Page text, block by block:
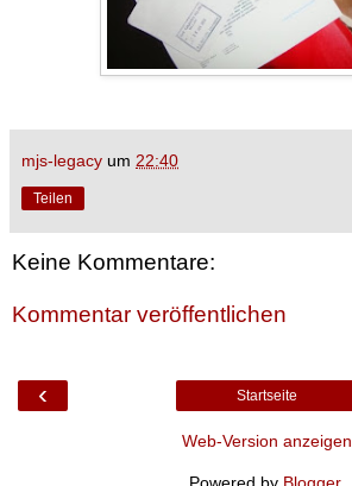
mjs-legacy um 22:40
Teilen
Keine Kommentare:
Kommentar veröffentlichen
‹ Startseite
Web-Version anzeigen